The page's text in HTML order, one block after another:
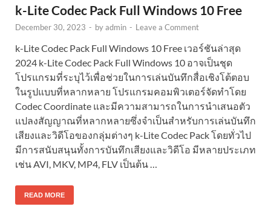
k-Lite Codec Pack Full Windows 10 Free
December 30, 2023 - byadmin - Leave a Comment
k-Lite Codec Pack Full Windows 10 Free เวอร์ชันล่าสุด
2024 k-Lite Codec Pack Full Windows 10 อาจเป็นชุด
โปรแกรมที่ระบุไว้เพื่อช่วยในการเล่นบันทึกสื่อเชิงโต้ตอบ
ในรูปแบบที่หลากหลาย โปรแกรมคอมพิวเตอร์จัดทำโดย
Codec Coordinate และมีความสามารถในการนำเสนอตัว
แปลงสัญญาณที่หลากหลายซึ่งจำเป็นสำหรับการเล่นบันทึก
เสียงและวิดีโอของกลุ่มต่างๆ k-Lite Codec Pack โดยทั่วไป
มีการสนับสนุนทั้งการบันทึกเสียงและวิดีโอ มีหลายประเภท
เช่น AVI, MKV, MP4, FLV เป็นต้น …
READ MORE